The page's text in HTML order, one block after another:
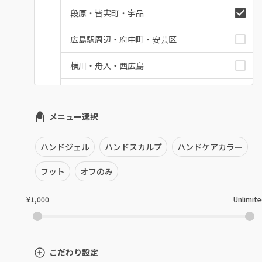
段原・皆実町・宇品
広島駅周辺・府中町・安芸区
横川・舟入・西広島
安佐南区・安佐北区
福山・尾道・三原
呉・竹原・東広島
メニュー選択
ハンドジェル ハンドスカルプ ハンドケアカラー
フット オフのみ
¥1,000
こだわり設定